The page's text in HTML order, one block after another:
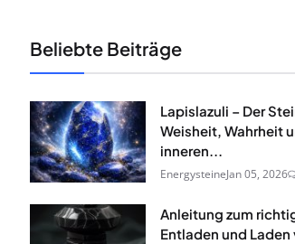
Beliebte Beiträge
Lapislazuli – Der
Weisheit, Wahrheit
inneren...
EnergysteineJan 05, 2026
Anleitung zum
Entladen und Laden